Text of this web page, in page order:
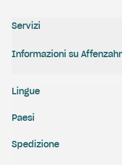
Servizi
Informazioni su
Spedizione
Lingue
Paesi